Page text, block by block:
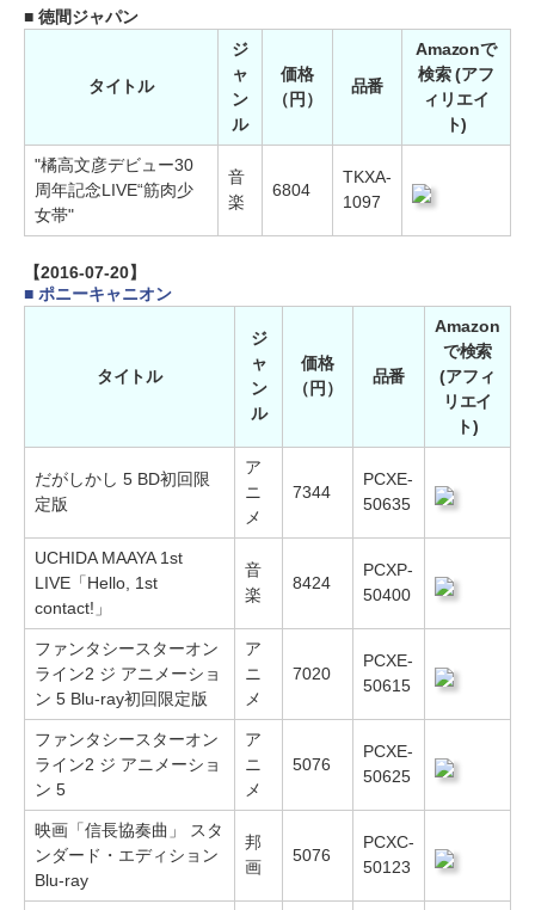
■ 徳間ジャパン
タイトル
ジ
ャ
ン
ル
価格
（円）
品番
Amazonで
検索 (アフ
ィリエイ
ト)
"橘高文彦デビュー30
周年記念LIVE“筋肉少
女帯"
音
楽
6804
TKXA-
1097
【2016-07-20】
■ ポニーキャニオン
タイトル
ジ
ャ
ン
ル
価格
（円）
品番
Amazon
で検索
(アフィ
リエイ
ト)
だがしかし 5 BD初回限
定版
ア
ニ
メ
7344
PCXE-
50635
UCHIDA MAAYA 1st
LIVE「Hello, 1st
contact!」
音
楽
8424
PCXP-
50400
ファンタシースターオン
ライン2 ジ アニメーショ
ン 5 Blu-ray初回限定版
ア
ニ
メ
7020
PCXE-
50615
ファンタシースターオン
ライン2 ジ アニメーショ
ン 5
ア
ニ
メ
5076
PCXE-
50625
映画「信長協奏曲」 スタ
ンダード・エディション
Blu-ray
邦
画
5076
PCXC-
50123